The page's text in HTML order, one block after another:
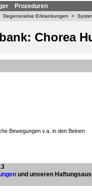
Prozeduren
Degenerative Erkrankungen >
Chorea
Bewegungen v.a. in den Beinen
und unseren